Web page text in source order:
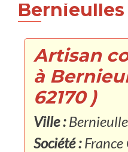
Bernieulles
Artisan
à
62170 )
Ville :
Société :France